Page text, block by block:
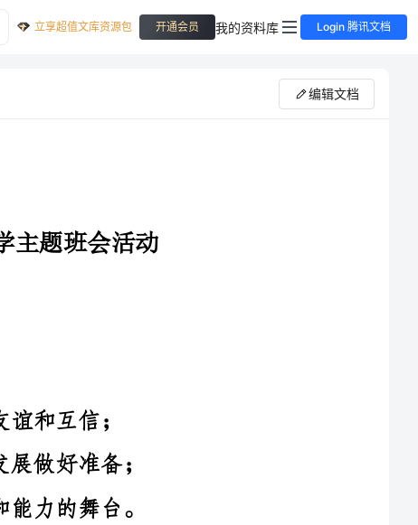
立享超值文库资源包 开通会员 我的资料库 Login 腾讯文档
编辑文档
1.主题演讲：请邀请校友或业界精英，分享他们的大学经历
的未来设定目标和规划。